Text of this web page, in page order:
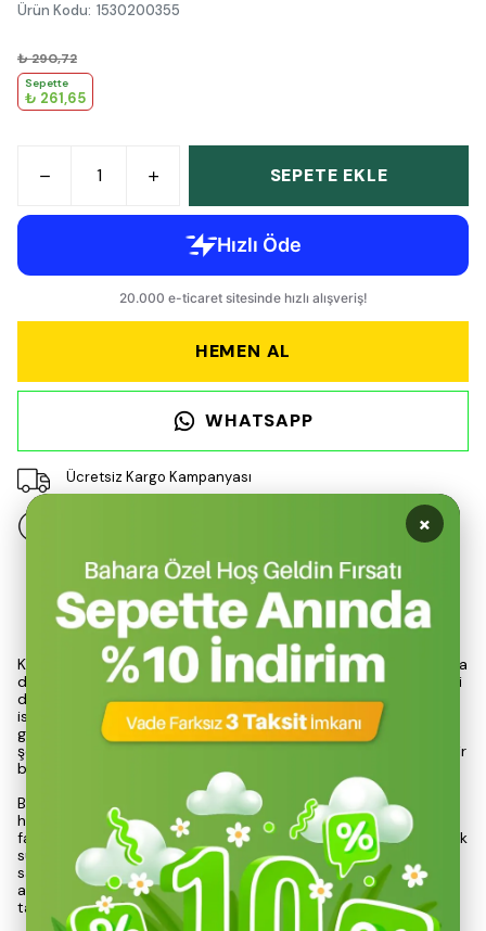
Ürün Kodu: 1530200355
₺ 290,72
Sepette
₺ 261,65
SEPETE EKLE
HEMEN AL
WHATSAPP
Ücretsiz Kargo Kampanyası
Ürün Açıklaması
Kazıklı bahçe sulama fıskiyesi, bahçe sulama sistemleri arasında
dikkat çekici bir çözüm sunarak, kullanıcıların sulama işlemlerini
daha verimli hale getirmektedir. Ergonomik tasarımı sayesinde,
istenilen alana kolayca taşınabilir ve etkili sulama işlemleri
gerçekleştirilebilir. Kazıklı yapısı, fıskiyenin zemine sağlam bir
şekilde sabitlenmesini sağlarken, rüzgarlı havalarda bile güvenilir
bir performans sunar.
Bu model, iki adet su çıkış ağzı ile donatılmış olup, ½’’ – ¾’’
hortumlara uyum sağlayacak şekilde tasarlanmıştır. Bu özellik,
farklı bahçe büyüklüklerine ve sulama ihtiyaçlarına göre esneklik
sunarak, kullanıcıların çeşitli bitki türleri için uygun su dağılımı
sağlamasına olanak tanır. Fıskiyenin vidası ve şapkası, sulama
alanının yakın veya uzak mesafelerde ayarlanmasına imkan
tanır, böylece her bitkinin su ihtiyacı karşılanabilir.
×